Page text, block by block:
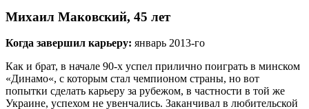
Михаил Маковский, 45 лет
Когда завершил карьеру: январь 2013-го
Как и брат, в начале 90-х успел прилично поиграть в минском
«Динамо«, с которым стал чемпионом страны, но вот
попытки сделать карьеру за рубежом, в частности в той же
Украине, успехом не увенчались. Заканчивал в любительской